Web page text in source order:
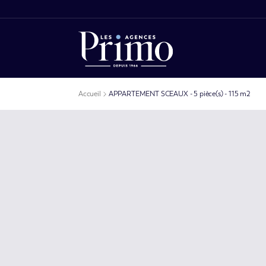
Accueil APPARTEMENT SCEAUX - 5 pièce(s) - 115 m2